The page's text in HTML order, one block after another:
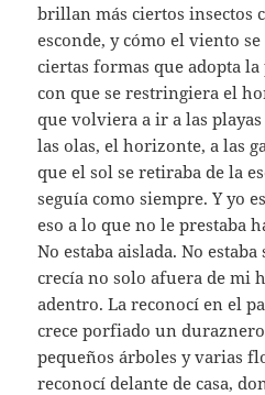
brillan más ciertos insectos
esconde, y cómo el viento
ciertas formas que adopta
con que se restringiera el
que volviera a ir a las
las olas, el horizonte, a las
que el sol se retiraba de la
seguía como siempre. Y yo
eso a lo que no le prestaba
No estaba aislada. No estaba
crecía no solo afuera de mi
adentro. La reconocí en el
crece porfiado un
pequeños árboles y varias
reconocí delante de casa,